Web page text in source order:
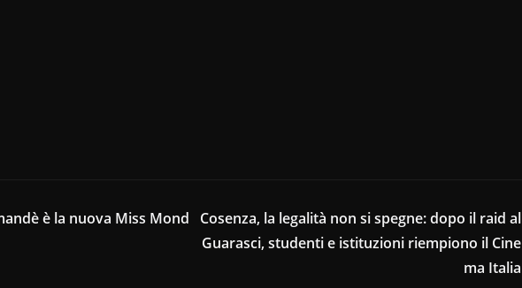
è la nuova Miss Mond
Cosenza, la legalità non si spegne: dopo il raid al
Guarasci, studenti e istituzioni riempiono il Cine
ma Italia